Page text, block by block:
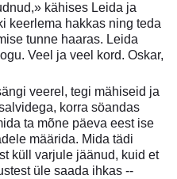
kähises Leida ja
keerlema hakkas ning teda
tunne haaras. Leida
Veel ja veel kord. Oskar,
veerel, tegi mähiseid ja
korra söandas
ta mõne päeva eest ise
määrida. Mida tädi
küll varjule jäänud, kuid et
üle saada ihkas --